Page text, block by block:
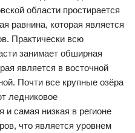
области простирается
равнина, которая является
Практически всю
занимает обширная
является в восточной
Почти все крупные озёра
ледниковое
и самая низкая в регионе
что является уровнем